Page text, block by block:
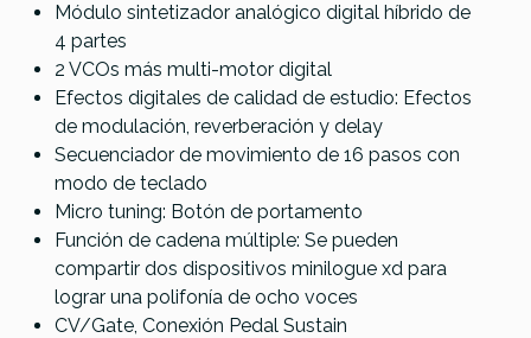
Módulo sintetizador analógico digital híbrido de
4 partes
2 VCOs más multi-motor digital
Efectos digitales de calidad de estudio: Efectos
de modulación, reverberación y delay
Secuenciador de movimiento de 16 pasos con
modo de teclado
Micro tuning: Botón de portamento
Función de cadena múltiple: Se pueden
compartir dos dispositivos minilogue xd para
lograr una polifonía de ocho voces
CV/Gate, Conexión Pedal Sustain